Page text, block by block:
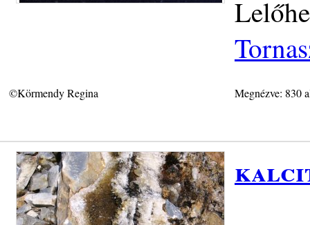
©Körmendy Regina Megnézve: 830